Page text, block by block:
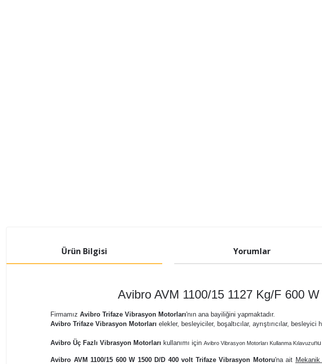
Ürün Bilgisi Yorumlar
Avibro AVM 1100/15 1127 Kg/F 600
Firmamız Avibro Trifaze Vibrasyon Motorları'nın ana bayiliğini yapmaktadır.
Avibro Trifaze Vibrasyon Motorları elekler, besleyiciler, boşaltıcılar, ayrıştırıcılar,
Avibro Üç Fazlı Vibrasyon Motorları kullanımı için Avibro Vibrasyon Motorları Kullanma Kılavuzu
Avibro AVM 1100/15 600 W 1500 D/D 400 volt Trifaze Vibrasyon Motoru'na ait